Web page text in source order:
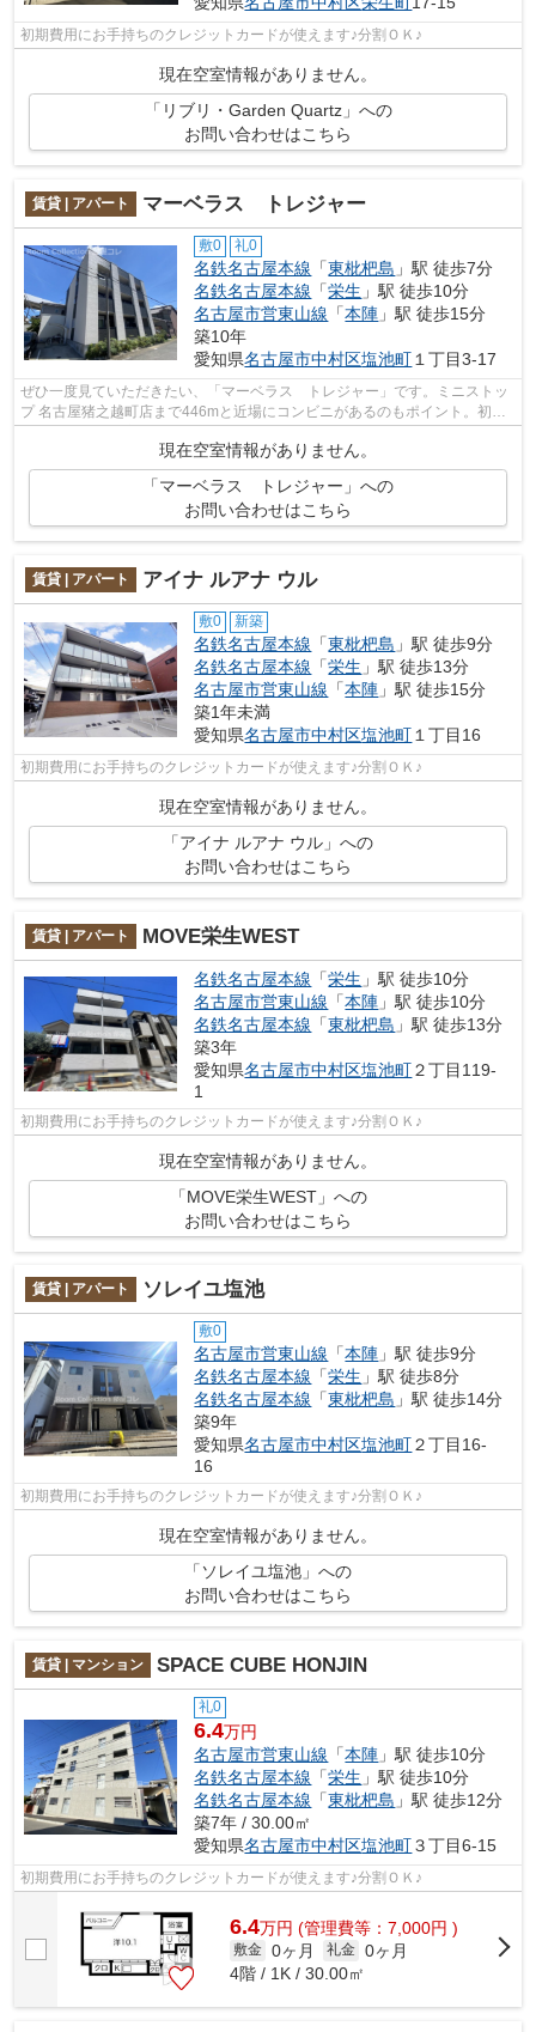
初期費用にお手持ちのクレジットカードが使えます♪分割ＯＫ♪
現在空室情報がありません。
「リブリ・Garden Quartz」への
お問い合わせはこちら
賃貸 | アパート マーベラス トレジャー
敷0 礼0
名鉄名古屋本線 「東枇杷島 」駅 徒歩7分
名鉄名古屋本線 「栄生 」駅 徒歩10分
名古屋市営東山線 「本陣 」駅 徒歩15分
築10年
愛知県名古屋市中村区塩池町 １丁目3-17
ぜひ一度見ていただきたい、「マーベラス トレジャー」です。ミニストッ
プ 名古屋猪之越町店まで446mと近場にコンビニがあるのもポイント。初期
費用のカード決済で、現金を用意する手...
現在空室情報がありません。
「マーベラス トレジャー」への
お問い合わせはこちら
賃貸 | アパート アイナ ルアナ ウル
敷0 新築
名鉄名古屋本線 「東枇杷島 」駅 徒歩9分
名鉄名古屋本線 「栄生 」駅 徒歩13分
名古屋市営東山線 「本陣 」駅 徒歩15分
築1年未満
愛知県名古屋市中村区塩池町 １丁目16
初期費用にお手持ちのクレジットカードが使えます♪分割ＯＫ♪
現在空室情報がありません。
「アイナ ルアナ ウル」への
お問い合わせはこちら
賃貸 | アパート MOVE栄生WEST
名鉄名古屋本線 「栄生 」駅 徒歩10分
名古屋市営東山線 「本陣 」駅 徒歩10分
名鉄名古屋本線 「東枇杷島 」駅 徒歩13分
築3年
愛知県名古屋市中村区塩池町２丁目119‐
1
初期費用にお手持ちのクレジットカードが使えます♪分割ＯＫ♪
現在空室情報がありません。
「MOVE栄生WEST」への
お問い合わせはこちら
賃貸 | アパート ソレイユ塩池
敷0
名古屋市営東山線 「本陣 」駅 徒歩9分
名鉄名古屋本線 「栄生 」駅 徒歩8分
名鉄名古屋本線 「東枇杷島 」駅 徒歩14分
築9年
愛知県名古屋市中村区塩池町２丁目16-
16
初期費用にお手持ちのクレジットカードが使えます♪分割ＯＫ♪
現在空室情報がありません。
「ソレイユ塩池」への
お問い合わせはこちら
賃貸 | マンション SPACE CUBE HONJIN
礼0
6.4万円
名古屋市営東山線 「本陣 」駅 徒歩10分
名鉄名古屋本線 「栄生 」駅 徒歩10分
名鉄名古屋本線 「東枇杷島 」駅 徒歩12分
築7年 / 30.00㎡
愛知県名古屋市中村区塩池町３丁目6-15
初期費用にお手持ちのクレジットカードが使えます♪分割ＯＫ♪
6.4万円 (管理費等：7,000円 )
敷金 0ヶ月 礼金 0ヶ月
4階 / 1K / 30.00㎡